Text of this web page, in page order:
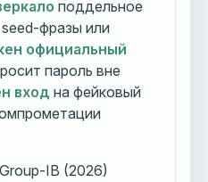
поддельное
фразы или
официальный
пароль вне
вход на фейковый
IB (2026)